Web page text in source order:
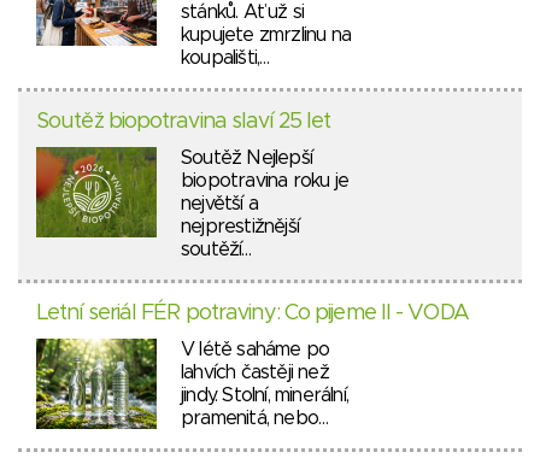
stánků. Ať už si
kupujete zmrzlinu na
koupališti,…
Soutěž biopotravina slaví 25 let
Soutěž Nejlepší
biopotravina roku je
největší a
nejprestižnější
soutěží…
Letní seriál FÉR potraviny: Co pijeme II - VODA
V létě saháme po
lahvích častěji než
jindy. Stolní, minerální,
pramenitá, nebo…